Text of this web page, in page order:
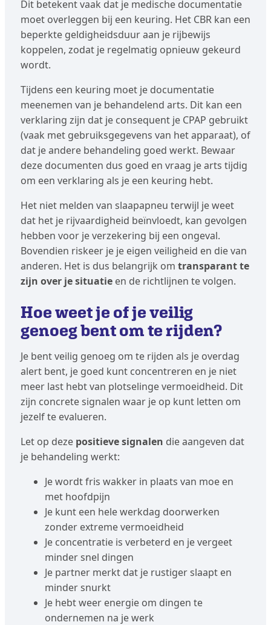
Dit betekent vaak dat je medische documentatie
moet overleggen bij een keuring. Het CBR kan een
beperkte geldigheidsduur aan je rijbewijs
koppelen, zodat je regelmatig opnieuw gekeurd
wordt.
Tijdens een keuring moet je documentatie
meenemen van je behandelend arts. Dit kan een
verklaring zijn dat je consequent je CPAP gebruikt
(vaak met gebruiksgegevens van het apparaat), of
dat je andere behandeling goed werkt. Bewaar
deze documenten dus goed en vraag je arts tijdig
om een verklaring als je een keuring hebt.
Het niet melden van slaapapneu terwijl je weet
dat het je rijvaardigheid beïnvloedt, kan gevolgen
hebben voor je verzekering bij een ongeval.
Bovendien riskeer je je eigen veiligheid en die van
anderen. Het is dus belangrijk om transparant te
zijn over je situatieen de richtlijnen te volgen.
Hoe weet je of je veilig
genoeg bent om te rijden?
Je bent veilig genoeg om te rijden als je overdag
alert bent, je goed kunt concentreren en je niet
meer last hebt van plotselinge vermoeidheid. Dit
zijn concrete signalen waar je op kunt letten om
jezelf te evalueren.
Let op deze positieve signalen die aangeven dat
je behandeling werkt:
Je wordt fris wakker in plaats van moe en
met hoofdpijn
Je kunt een hele werkdag doorwerken
zonder extreme vermoeidheid
Je concentratie is verbeterd en je vergeet
minder snel dingen
Je partner merkt dat je rustiger slaapt en
minder snurkt
Je hebt weer energie om dingen te
ondernemen na je werk